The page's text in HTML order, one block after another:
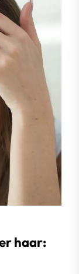
haar: